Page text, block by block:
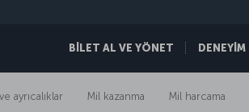
BİLET AL VE YÖNET DENEYİM
ayrıcalıklar Mil kazanma Mil harcama